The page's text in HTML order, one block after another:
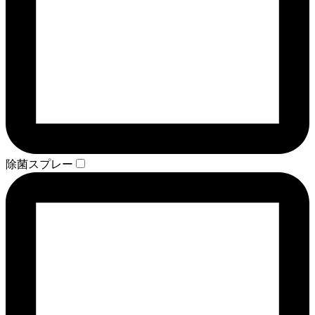
除菌スプレー